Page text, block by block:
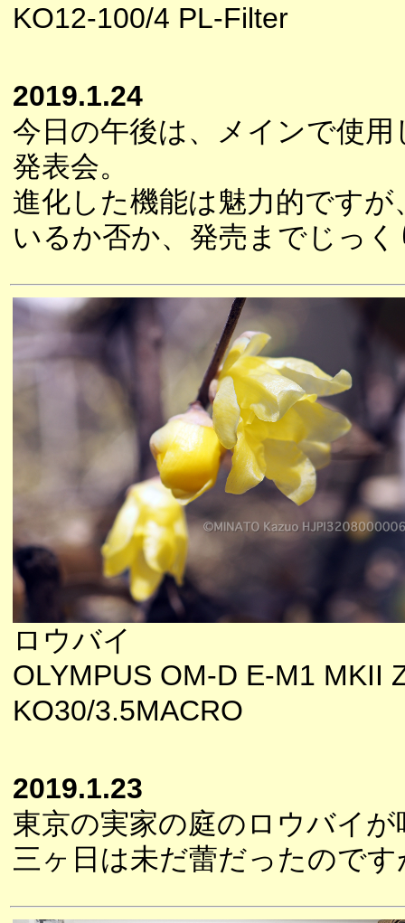
KO12-100/4 PL-Filter
2019.1.24
今日の午後は、メインで使
発表会。
進化した機能は魅力的です
いるか否か、発売までじっ
ロウバイ
OLYMPUS OM-D E-M1 MKII
KO30/3.5MACRO
2019.1.23
東京の実家の庭のロウバイ
三ヶ日は未だ蕾だったので